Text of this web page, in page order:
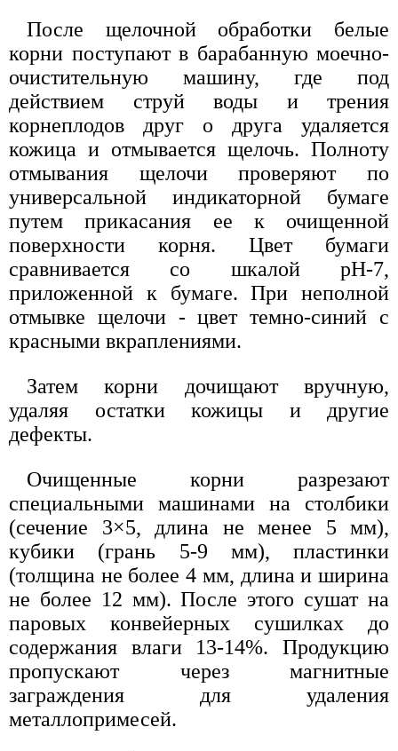
После щелочной обработки белые
корни поступают в барабанную моечно-
очистительную машину, где под
действием струй воды и трения
корнеплодов друг о друга удаляется
кожица и отмывается щелочь. Полноту
отмывания щелочи проверяют по
универсальной индикаторной бумаге
путем прикасания ее к очищенной
поверхности корня. Цвет бумаги
сравнивается со шкалой рН-7,
приложенной к бумаге. При неполной
отмывке щелочи - цвет темно-синий с
красными вкраплениями.
Затем корни дочищают вручную,
удаляя остатки кожицы и другие
дефекты.
Очищенные корни разрезают
специальными машинами на столбики
(сечение 3×5, длина не менее 5 мм),
кубики (грань 5-9 мм), пластинки
(толщина не более 4 мм, длина и ширина
не более 12 мм). После этого сушат на
паровых конвейерных сушилках до
содержания влаги 13-14%. Продукцию
пропускают через магнитные
заграждения для удаления
металлопримесей.